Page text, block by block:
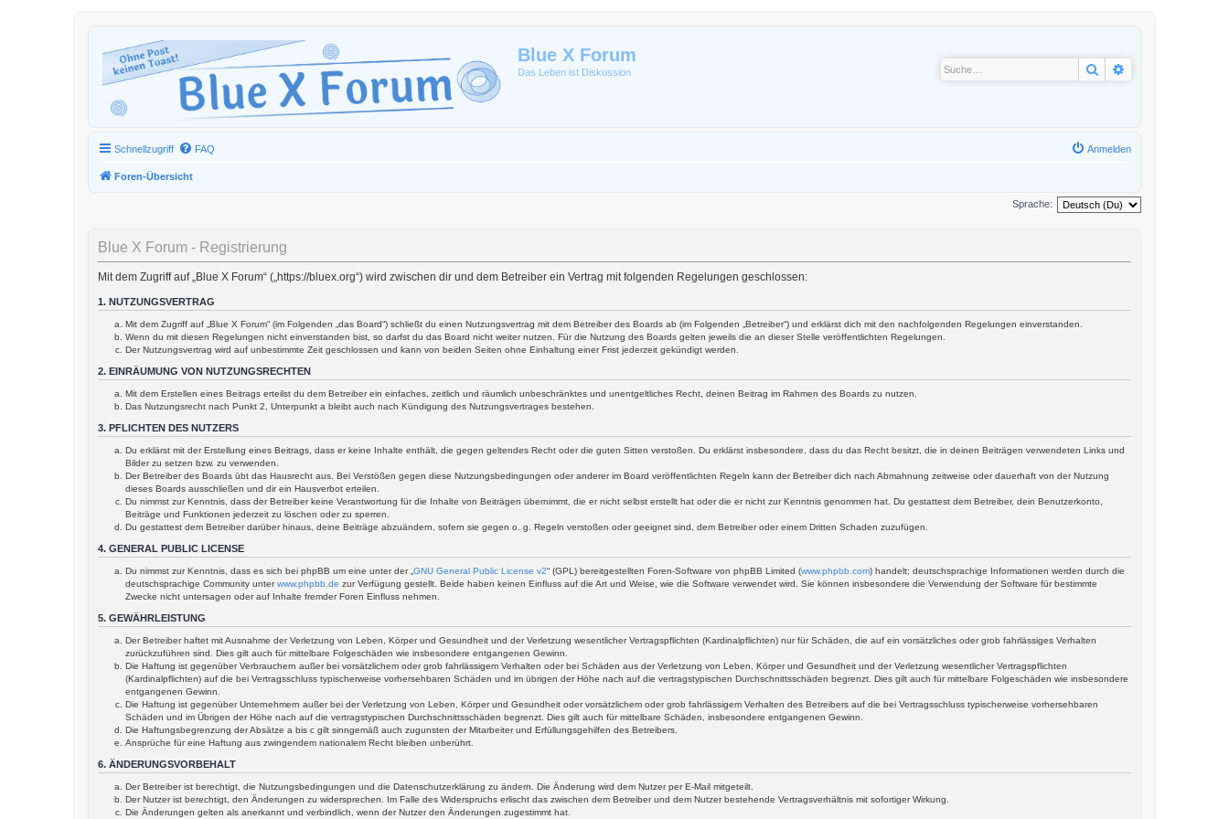
Blue X Forum
Das Leben ist Diskussion Suche
Schnellzugriff FAQ Anmelden
Foren-Übersicht
Sprache:
Blue X Forum - Registrierung
Mit dem Zugriff auf „Blue X Forum“ („https://bluex.org“) wird zwischen dir und dem Betreiber ein Vertrag mit folgenden Regelungen geschlossen:
1. NUTZUNGSVERTRAG
Mit dem Zugriff auf „Blue X Forum“ (im Folgenden „das Board“) schließt du einen Nutzungsvertrag mit dem Betreiber des Boards ab (im Folgenden „Betreiber“) und erklärst dich mit den nachfolgenden Regelungen einverstanden.
Wenn du mit diesen Regelungen nicht einverstanden bist, so darfst du das Board nicht weiter nutzen. Für die Nutzung des Boards gelten jeweils die an dieser Stelle veröffentlichten Regelungen.
Der Nutzungsvertrag wird auf unbestimmte Zeit geschlossen und kann von beiden Seiten ohne Einhaltung einer Frist jederzeit gekündigt werden.
2. EINRÄUMUNG VON NUTZUNGSRECHTEN
Mit dem Erstellen eines Beitrags erteilst du dem Betreiber ein einfaches, zeitlich und räumlich unbeschränktes und unentgeltliches Recht, deinen Beitrag im Rahmen des Boards zu nutzen.
Das Nutzungsrecht nach Punkt 2, Unterpunkt a bleibt auch nach Kündigung des Nutzungsvertrages bestehen.
3. PFLICHTEN DES NUTZERS
Du erklärst mit der Erstellung eines Beitrags, dass er keine Inhalte enthält, die gegen geltendes Recht oder die guten Sitten verstoßen. Du erklärst insbesondere, dass du das Recht besitzt, die in deinen Beiträgen verwendeten Links und
Bilder zu setzen bzw. zu verwenden.
Der Betreiber des Boards übt das Hausrecht aus. Bei Verstößen gegen diese Nutzungsbedingungen oder anderer im Board veröffentlichten Regeln kann der Betreiber dich nach Abmahnung zeitweise oder dauerhaft von der Nutzung
dieses Boards ausschließen und dir ein Hausverbot erteilen.
Du nimmst zur Kenntnis, dass der Betreiber keine Verantwortung für die Inhalte von Beiträgen übernimmt, die er nicht selbst erstellt hat oder die er nicht zur Kenntnis genommen hat. Du gestattest dem Betreiber, dein Benutzerkonto,
Beiträge und Funktionen jederzeit zu löschen oder zu sperren.
Du gestattest dem Betreiber darüber hinaus, deine Beiträge abzuändern, sofern sie gegen o. g. Regeln verstoßen oder geeignet sind, dem Betreiber oder einem Dritten Schaden zuzufügen.
4. GENERAL PUBLIC LICENSE
Du nimmst zur Kenntnis, dass es sich bei phpBB um eine unter der „ GNU General Public License v2“ (GPL) bereitgestellten Foren-Software von phpBB Limited (www.phpbb.com) handelt; deutschsprachige Informationen werden durch die
deutschsprachige Community unterwww.phpbb.de zur Verfügung gestellt. Beide haben keinen Einfluss auf die Art und Weise, wie die Software verwendet wird. Sie können insbesondere die Verwendung der Software für bestimmte
Zwecke nicht untersagen oder auf Inhalte fremder Foren Einfluss nehmen.
5. GEWÄHRLEISTUNG
Der Betreiber haftet mit Ausnahme der Verletzung von Leben, Körper und Gesundheit und der Verletzung wesentlicher Vertragspflichten (Kardinalpflichten) nur für Schäden, die auf ein vorsätzliches oder grob fahrlässiges Verhalten
zurückzuführen sind. Dies gilt auch für mittelbare Folgeschäden wie insbesondere entgangenen Gewinn.
Die Haftung ist gegenüber Verbrauchern außer bei vorsätzlichem oder grob fahrlässigem Verhalten oder bei Schäden aus der Verletzung von Leben, Körper und Gesundheit und der Verletzung wesentlicher Vertragspflichten
(Kardinalpflichten) auf die bei Vertragsschluss typischerweise vorhersehbaren Schäden und im übrigen der Höhe nach auf die vertragstypischen Durchschnittsschäden begrenzt. Dies gilt auch für mittelbare Folgeschäden wie insbesondere
entgangenen Gewinn.
Die Haftung ist gegenüber Unternehmern außer bei der Verletzung von Leben, Körper und Gesundheit oder vorsätzlichem oder grob fahrlässigem Verhalten des Betreibers auf die bei Vertragsschluss typischerweise vorhersehbaren
Schäden und im Übrigen der Höhe nach auf die vertragstypischen Durchschnittsschäden begrenzt. Dies gilt auch für mittelbare Schäden, insbesondere entgangenen Gewinn.
Die Haftungsbegrenzung der Absätze a bis c gilt sinngemäß auch zugunsten der Mitarbeiter und Erfüllungsgehilfen des Betreibers.
Ansprüche für eine Haftung aus zwingendem nationalem Recht bleiben unberührt.
6. ÄNDERUNGSVORBEHALT
Der Betreiber ist berechtigt, die Nutzungsbedingungen und die Datenschutzerklärung zu ändern. Die Änderung wird dem Nutzer per E-Mail mitgeteilt.
Der Nutzer ist berechtigt, den Änderungen zu widersprechen. Im Falle des Widerspruchs erlischt das zwischen dem Betreiber und dem Nutzer bestehende Vertragsverhältnis mit sofortiger Wirkung.
Die Änderungen gelten als anerkannt und verbindlich, wenn der Nutzer den Änderungen zugestimmt hat.